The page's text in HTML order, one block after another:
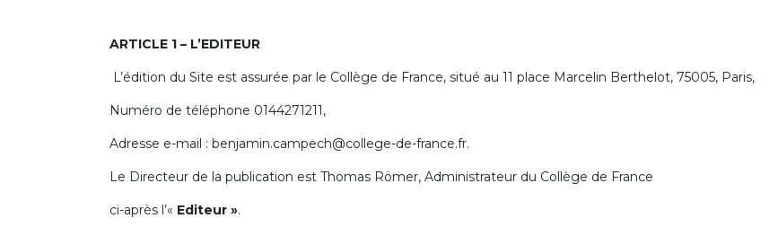
ARTICLE 1 – L’EDITEUR
L’édition du Site est assurée par le Collège de France, situé au 11 place Marcelin Berthelot, 75005, Paris,
Numéro de téléphone 0144271211,
Adresse e-mail : benjamin.campech@college-de-france.fr.
Le Directeur de la publication est Thomas Römer, Administrateur du Collège de France
ci-après l’« Editeur ».